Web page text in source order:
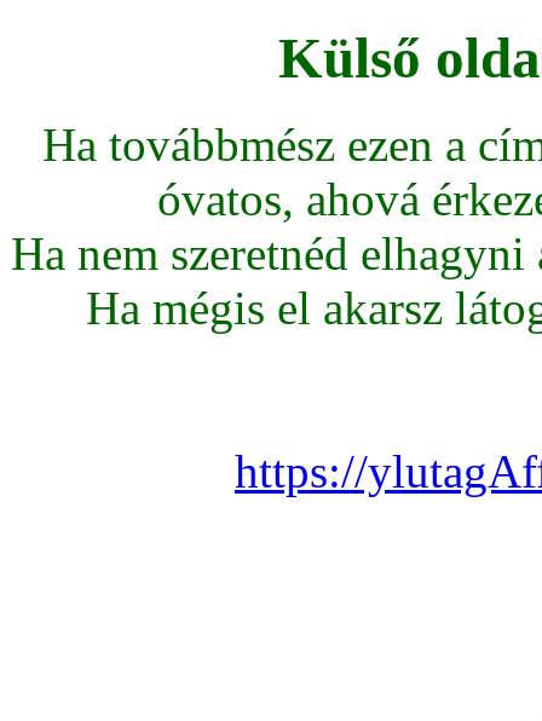
Külső
Ha továbbmész ezen a
óvatos, ahová
Ha nem szeretnéd
Ha mégis el akarsz
https://